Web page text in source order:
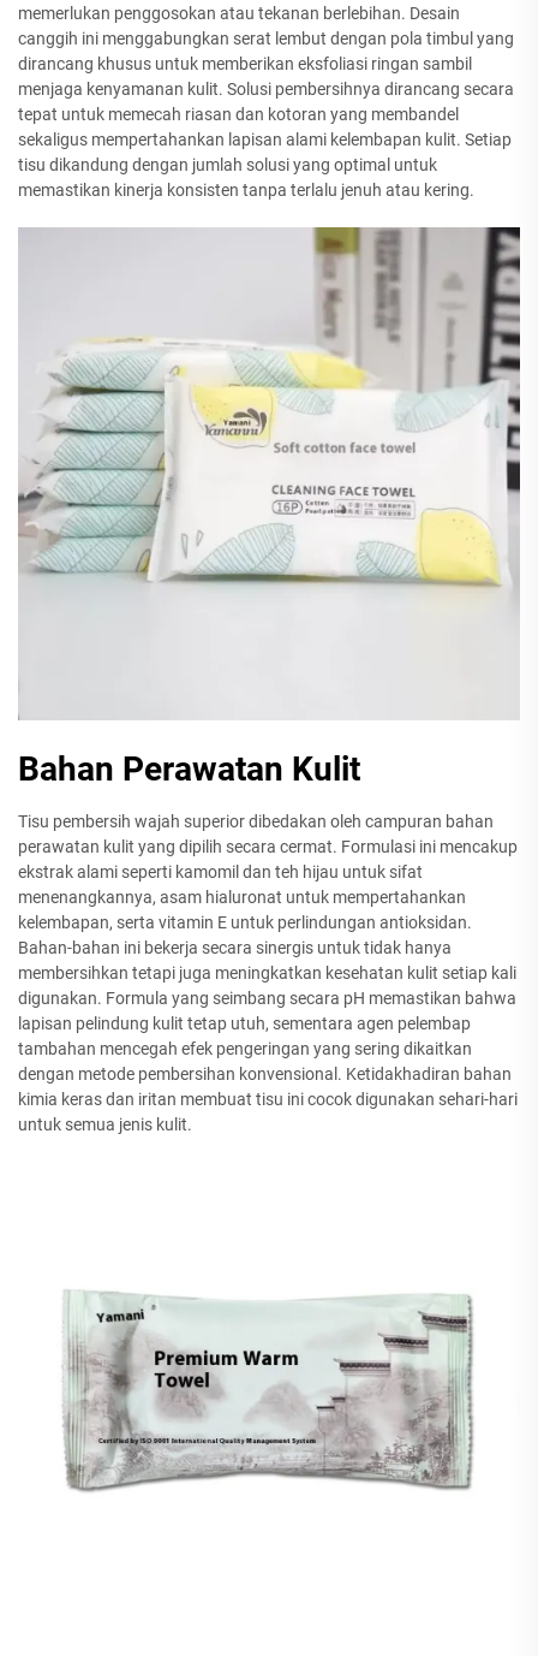
memerlukan penggosokan atau tekanan berlebihan. Desain
canggih ini menggabungkan serat lembut dengan pola timbul yang
dirancang khusus untuk memberikan eksfoliasi ringan sambil
menjaga kenyamanan kulit. Solusi pembersihnya dirancang secara
tepat untuk memecah riasan dan kotoran yang membandel
sekaligus mempertahankan lapisan alami kelembapan kulit. Setiap
tisu dikandung dengan jumlah solusi yang optimal untuk
memastikan kinerja konsisten tanpa terlalu jenuh atau kering.
Bahan Perawatan Kulit
Tisu pembersih wajah superior dibedakan oleh campuran bahan
perawatan kulit yang dipilih secara cermat. Formulasi ini mencakup
ekstrak alami seperti kamomil dan teh hijau untuk sifat
menenangkannya, asam hialuronat untuk mempertahankan
kelembapan, serta vitamin E untuk perlindungan antioksidan.
Bahan-bahan ini bekerja secara sinergis untuk tidak hanya
membersihkan tetapi juga meningkatkan kesehatan kulit setiap kali
digunakan. Formula yang seimbang secara pH memastikan bahwa
lapisan pelindung kulit tetap utuh, sementara agen pelembap
tambahan mencegah efek pengeringan yang sering dikaitkan
dengan metode pembersihan konvensional. Ketidakhadiran bahan
kimia keras dan iritan membuat tisu ini cocok digunakan sehari-hari
untuk semua jenis kulit.